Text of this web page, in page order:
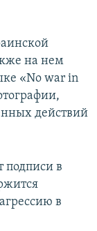
на нем
«No war in
действий
подписи в
в